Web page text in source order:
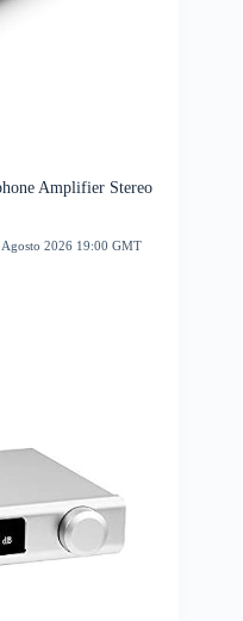
Amplifier Stereo
Agosto 2026 19:00 GMT